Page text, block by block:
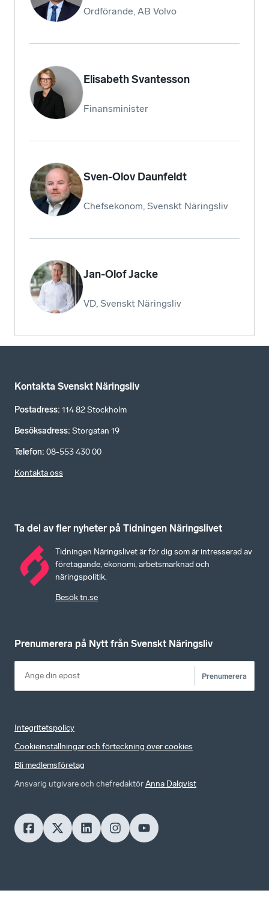
Ordförande, AB Volvo
Elisabeth Svantesson
Finansminister
Sven-Olov Daunfeldt
Chefsekonom, Svenskt Näringsliv
Jan-Olof Jacke
VD, Svenskt Näringsliv
Kontakta Svenskt Näringsliv
Postadress: 114 82 Stockholm
Besöksadress: Storgatan 19
Telefon: 08-553 430 00
Kontakta oss
Ta del av fler nyheter på Tidningen Näringslivet
Tidningen Näringslivet är för dig som är intresserad av
företagande, ekonomi, arbetsmarknad och
näringspolitik.
Besök tn.se
Prenumerera på Nytt från Svenskt Näringsliv
Prenumerera
Integritetspolicy
Cookieinställningar och förteckning över cookies
Bli medlemsföretag
Ansvarig utgivare och chefredaktörAnna Dalqvist